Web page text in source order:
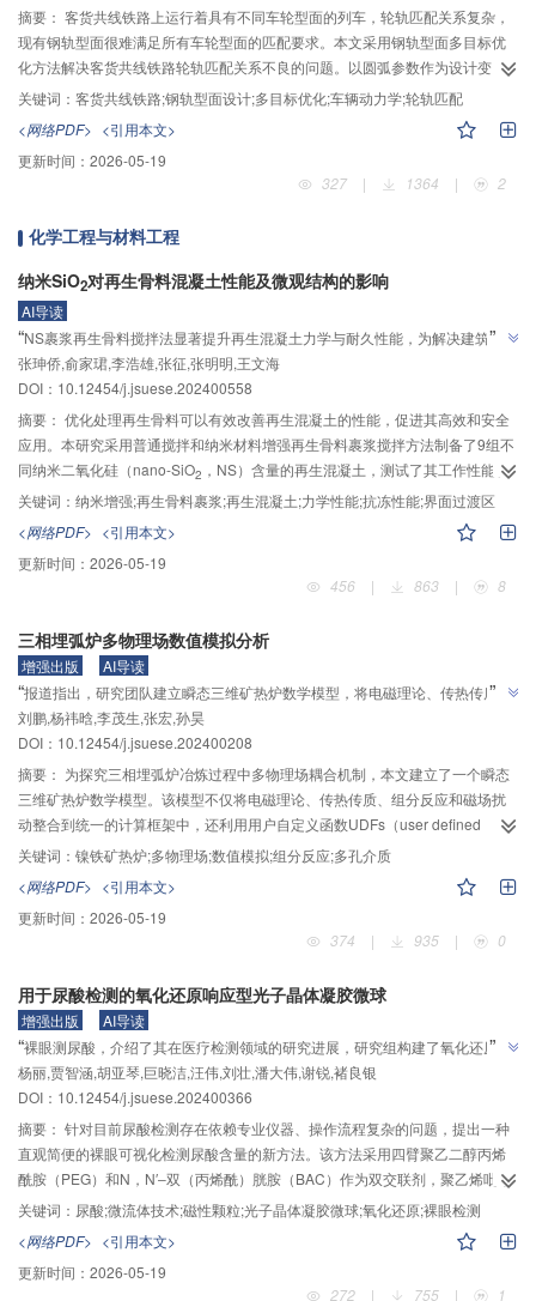
接近理论行走位移（500 mm），复合摆线轨迹和三次多项式足端轨迹打滑较为
明显。单腿轨迹跟踪实验和整机步态规划实验证明，除装配和不可避免的地面
打滑等因素影响外，四足机器人能按照预定的五次多项式足端轨迹行走且运动
过程平稳，验证了所提足端轨迹的正确性。
摘要： 客货共线铁路上运行着具有不同车轮型面的列车，轮轨匹配关系复杂，
现有钢轨型面很难满足所有车轮型面的匹配要求。本文采用钢轨型面多目标优
化方法解决客货共线铁路轮轨匹配关系不良的问题。以圆弧参数作为设计变
量，以轮轨磨耗数、接触应力和脱轨系数为优化目标，以轮轴横向力、轮重减
载率为约束函数，建立客货共线铁路曲线段钢轨型面优化数学模型。为降低优
化模型计算时间成本，通过最优拉丁超立方试验设计方法在样本空间提取均匀
的样本点，并建立径向基（RBF）代理模型预测设计变量与目标函数间的映射
关系，基于NSGA‒Ⅱ优化算法对模型进行求解得到优化钢轨型面。针对不同车
辆动力学性能和钢轨磨耗预测3方面对比分析了优化钢轨型面和60N钢轨型面的
各项性能指标。结果表明：与60N钢轨相比，优化钢轨型面缓解了与不同车轮
型面的两点接触问题；优化钢轨型面与不同车轮型面匹配下的轮轨接触应力水
平、磨耗速率、曲线通过性能普遍优于60N钢轨；车轮80万次通过量下，优化
钢轨型面的磨耗范围更宽，最大磨耗量更小。通过该方法优化现有钢轨型面
后，能保证车辆运行安全性与曲线通过能力，且能降低轮轨接触应力与磨耗速
率。研究结果为客货共线铁路钢轨型面设计与钢轨打磨提供了参考。
关键词： 客货共线铁路;钢轨型面设计;多目标优化;车辆动力学;轮轨匹配
<网络PDF> <引用本文>
更新时间： 2026-05-19
327
| 1364 | 2
化学工程与材料工程
纳米SiO2对再生骨料混凝土性能及微观结构的影响
AI导读
“NS裹浆再生骨料搅拌法显著提升再生混凝土力学与耐久性能，为解决建筑垃圾
高值化利用问题提供解决方案”
”
张珅侨,俞家珺,李浩雄,张征,张明明,王文海
DOI： 10.12454/j.jsuese.202400558
摘要： 优化处理再生骨料可以有效改善再生混凝土的性能，促进其高效和安全
应用。本研究采用普通搅拌和纳米材料增强再生骨料裹浆搅拌方法制备了9组不
同纳米二氧化硅（nano-SiO2 ，NS）含量的再生混凝土，测试了其工作性能、
抗压强度、电通量值和抗冻性能，并采用核磁共振（NMR）和扫描电镜
（SEM）揭示了NS含量和搅拌方式对再生骨料混凝土界面过渡区和孔结构的影
响机理。结果表明：NS可显著增加浆体黏度，增强再生粗骨料的裹浆能力，适
量NS的加入有利于改善再生混凝土力学性能和耐久性能；但NS掺量超过0.8%
后，其掺量对混凝土界面过渡区和孔隙结构的影响趋于稳定，且NS的团聚现象
料搅拌方法配制的混凝土力学性能、抗渗性能和抗冻性能更优，其冻融后的质
量损失和相对动弹性模量损失均低于普通搅拌方法配制的混凝土；微观结构测
试表明，NS裹浆再生骨料搅拌方法配制的混凝土有害孔数量比普通搅拌方法配
制的混凝土更少，且其新界面过渡区的质量更优。
关键词： 纳米增强;再生骨料裹浆;再生混凝土;力学性能;抗冻性能;界面过渡区
<网络PDF> <引用本文>
更新时间： 2026-05-19
456
| 863 | 8
三相埋弧炉多物理场数值模拟分析
增强出版 AI导读
“报道指出，研究团队建立瞬态三维矿热炉数学模型，将电磁理论、传热传质、
组分反应和磁场扰动整合到统一计算框架，为优化镍铁冶炼工艺提供新方案
”
刘鹏,杨祎晗,李茂生,张宏,孙昊
DOI： 10.12454/j.jsuese.202400208
摘要： 为探究三相埋弧炉冶炼过程中多物理场耦合机制，本文建立了一个瞬态
三维矿热炉数学模型。该模型不仅将电磁理论、传热传质、组分反应和磁场扰
动整合到统一的计算框架中，还利用用户自定义函数UDFs（user defined
functions）求解了电流连续性方程和组分运输方程。本文分析了镍铁冶炼过程
中的电磁‒温度‒组分多物理场分布规律，并对炉内热量的传递、物质的流动和
能量的转化过程进行了模拟。此外，分析了不同时刻多物理场的变化规律，研
究了不同电极插入深度对温度分布和金属氧化物转化率的影响。研究结果表
明：受电势梯度分布的影响，电流密度主要集中于电弧区内侧边缘，呈现趋肤
一个高温坩埚区，其中电弧区最高温为5 641 K；当冶炼时间由10 min增至40
min时，电弧平均电压降随之增大，且电弧底部内侧最大焦耳热由2.38 MW·m
增至10.30 MW·m-3；当电极插入深度由1.9 m增至2.5 m时，3个电弧区的平均
电压降由20.67 V降至18.39 V，增强了电弧至熔池底部的电流密度，磁感应强
度也随之增大，有利于熔池温度的提升，熔池底部最高温度由1 555 K升至1
809 K；冶炼至40 min时，坩埚区内氧化镍基本被还原。在坩埚区外，电极插入
深度为1.9 m比2.5 m时氧化镍的转化率高8%左右，而坩埚区内氧化铁最大转化
率由41.8%提升至51.4%，但料面中心处氧化铁转化率由33.7%降至25.6%。
关键词： 镍铁矿热炉;多物理场;数值模拟;组分反应;多孔介质
<网络PDF> <引用本文>
更新时间： 2026-05-19
374
| 935 | 0
用于尿酸检测的氧化还原响应型光子晶体凝胶微球
增强出版 AI导读
“裸眼测尿酸，介绍了其在医疗检测领域的研究进展，研究组构建了氧化还原响
应型光子晶体凝胶微球体系，为家用尿酸监测提供解决方案
”
杨丽,贾智涵,胡亚琴,巨晓洁,汪伟,刘壮,潘大伟,谢锐,褚良银
DOI： 10.12454/j.jsuese.202400366
摘要： 针对目前尿酸检测存在依赖专业仪器、操作流程复杂的问题，提出一种
直观简便的裸眼可视化检测尿酸含量的新方法。该方法采用四臂聚乙二醇丙烯
酰胺（PEG）和N，N′‒双（丙烯酰）胱胺（BAC）作为双交联剂，聚乙烯吡咯
烷酮包覆的四氧化三铁（Fe3O4@PVP）为构筑可显示结构色的光子晶体结构
单元，通过微流控乳化和磁组装技术制备得到显色均匀的氧化还原响应型光子
晶体凝胶微球（MPNC）；利用BAC内部的二硫键和巯基之间的可逆转换，可
赋予凝胶还原条件下体积溶胀、氧化条件下收缩的性能，改变固定在微球基质
关键词： 尿酸;微流体技术;磁性颗粒;光子晶体凝胶微球;氧化还原;裸眼检测
<网络PDF> <引用本文>
更新时间： 2026-05-19
272
| 755 | 1